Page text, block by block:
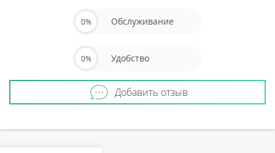
0% Обслуживание
0% Удобство
Добавить отзыв